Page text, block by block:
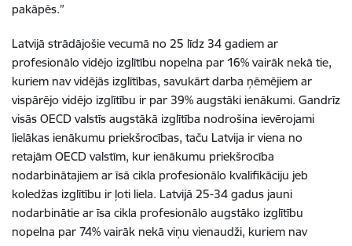
pakāpēs.”
Latvijā strādājošie vecumā no 25 līdz 34 gadiem ar
profesionālo vidējo izglītību nopelna par 16% vairāk nekā tie,
kuriem nav vidējās izglītības, savukārt darba ņēmējiem ar
vispārējo vidējo izglītību ir par 39% augstāki ienākumi. Gandrīz
visās OECD valstīs augstākā izglītība nodrošina ievērojami
lielākas ienākumu priekšrocības, taču Latvija ir viena no
retajām OECD valstīm, kur ienākumu priekšrocība
nodarbinātajiem ar īsā cikla profesionālo kvalifikāciju jeb
koledžas izglītību ir ļoti liela. Latvijā 25-34 gadus jauni
nodarbinātie ar īsa cikla profesionālo augstāko izglītību
nopelna par 74% vairāk nekā viņu vienaudži, kuriem nav